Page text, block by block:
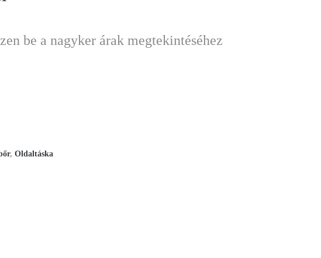
be a nagyker árak megtekintéséhez
, Oldaltáska